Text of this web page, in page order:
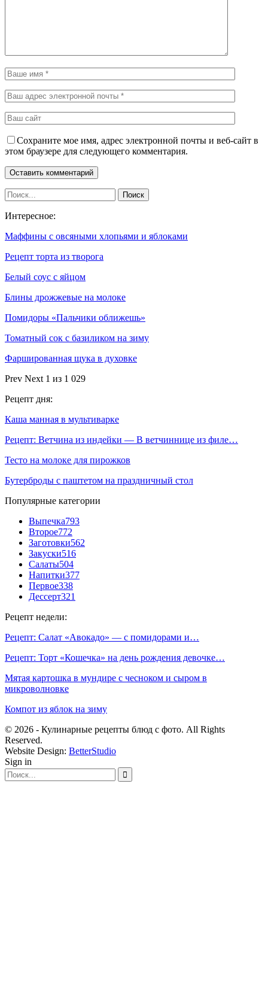
Сохраните мое имя, адрес электронной почты и веб-сайт в
этом браузере для следующего комментария.
Интересное:
Маффины с овсяными хлопьями и яблоками
Рецепт торта из творога
Белый соус с яйцом
Блины дрожжевые на молоке
Помидоры «Пальчики оближешь»
Томатный сок с базиликом на зиму
Фаршированная щука в духовке
Prev Next 1 из 1 029
Рецепт дня:
Каша манная в мультиварке
Рецепт: Ветчина из индейки — В ветчиннице из филе…
Тесто на молоке для пирожков
Бутерброды с паштетом на праздничный стол
Популярные категории
Выпечка793
Второе772
Заготовки562
Закуски516
Салаты504
Напитки377
Первое338
Дессерт321
Рецепт недели:
Рецепт: Салат «Авокадо» — с помидорами и…
Рецепт: Торт «Кошечка» на день рождения девочке…
Мятая картошка в мундире с чесноком и сыром в
микроволновке
Компот из яблок на зиму
© 2026 - Кулинарные рецепты блюд с фото. All Rights
Reserved.
Website Design: BetterStudio
Sign in